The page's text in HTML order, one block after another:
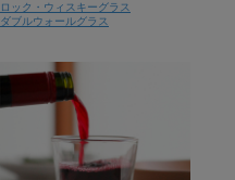
ロック・ウィスキーグラス
ダブルウォールグラス